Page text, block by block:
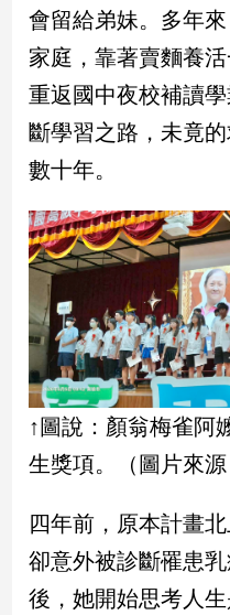
觀
點
兩
岸/
際
社
會/
地
方
新
冠
毒
專
區
南
灣
觀
會留給弟妹。多年
家庭，靠著賣麵養
重返國中夜校補讀
斷學習之路，未竟
數十年。
↑圖說：顏翁梅雀阿
生獎項。（圖片來源
四年前，原本計畫
卻意外被診斷罹患
後，她開始思考人